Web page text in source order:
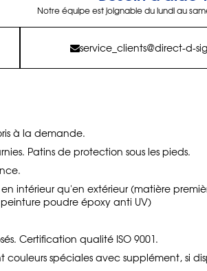
Notre équipe est joignable du lundi au
service_clients@direct-d-
à la demande.
Patins de protection sous les pieds.
en intérieur qu'en extérieur (matière
poudre époxy anti UV)
Certification qualité ISO 9001.
couleurs spéciales avec supplément, si